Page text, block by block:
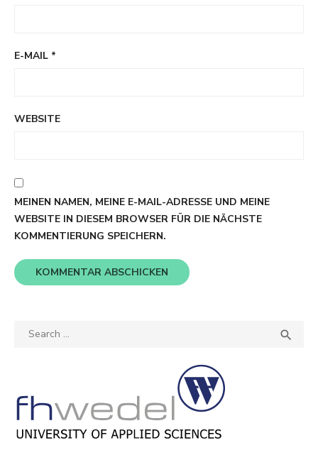
E-MAIL *
WEBSITE
MEINEN NAMEN, MEINE E-MAIL-ADRESSE UND MEINE
WEBSITE IN DIESEM BROWSER FÜR DIE NÄCHSTE
KOMMENTIERUNG SPEICHERN.
Search
